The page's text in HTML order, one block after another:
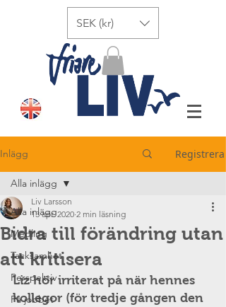
SEK (kr)
Inlägg Registrera
Alla inlägg
Medling
Tacksamhet
Perspektiv
På jobbet
Alla inlägg
Bidra till förändring utan
att kritisera
Liv Larsson
13 apr. 2020 2 min läsning
Liz hör irriterat på när hennes
kollegor (för tredje gången den